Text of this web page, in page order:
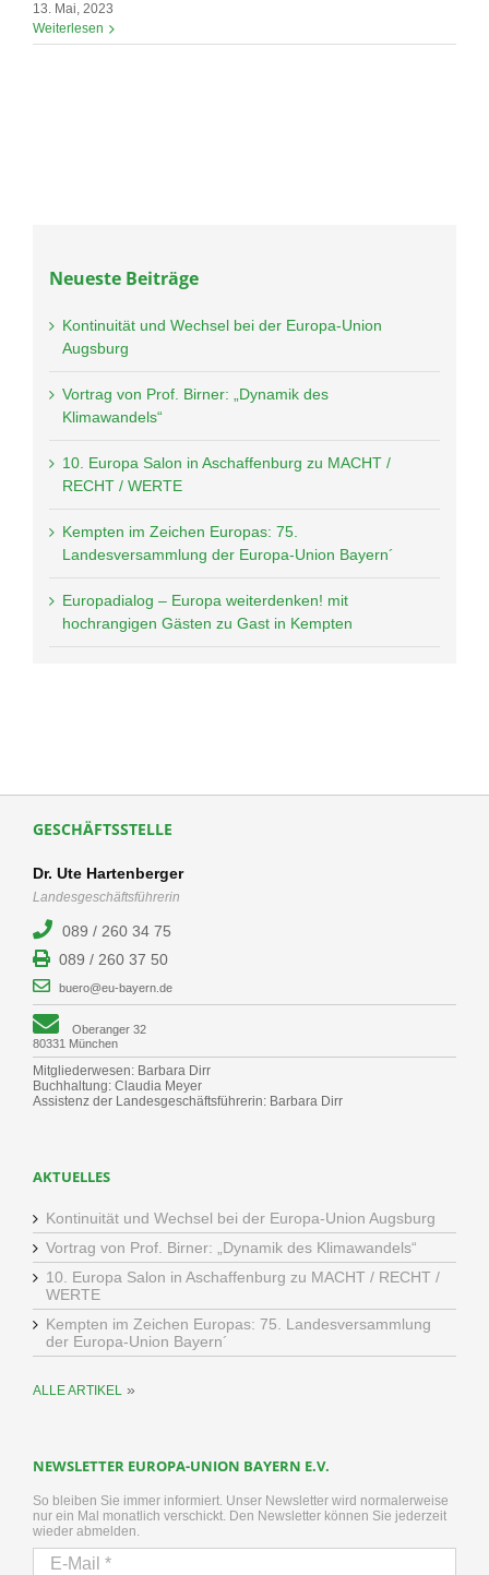
13. Mai, 2023
Weiterlesen
Neueste Beiträge
Kontinuität und Wechsel bei der Europa-Union
Augsburg
Vortrag von Prof. Birner: „Dynamik des
Klimawandels“
10. Europa Salon in Aschaffenburg zu MACHT /
RECHT / WERTE
Kempten im Zeichen Europas: 75.
Landesversammlung der Europa-Union Bayern´
Europadialog – Europa weiterdenken! mit
hochrangigen Gästen zu Gast in Kempten
GESCHÄFTSSTELLE
Dr. Ute Hartenberger
Landesgeschäftsführerin
089 / 260 34 75
089 / 260 37 50
buero@eu-bayern.de
Oberanger 32
80331 München
Mitgliederwesen: Barbara Dirr
Buchhaltung: Claudia Meyer
Assistenz der Landesgeschäftsführerin: Barbara Dirr
AKTUELLES
Kontinuität und Wechsel bei der Europa-Union Augsburg
Vortrag von Prof. Birner: „Dynamik des Klimawandels“
10. Europa Salon in Aschaffenburg zu MACHT / RECHT /
WERTE
Kempten im Zeichen Europas: 75. Landesversammlung
der Europa-Union Bayern´
ALLE ARTIKEL »
NEWSLETTER EUROPA-UNION BAYERN E.V.
So bleiben Sie immer informiert. Unser Newsletter wird normalerweise
nur ein Mal monatlich verschickt. Den Newsletter können Sie jederzeit
wieder abmelden.